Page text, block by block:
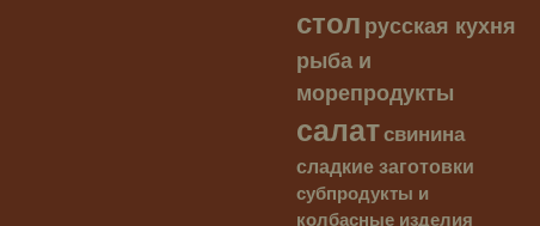
столрусская кухня
рыба и
морепродукты
салатсвинина
сладкие заготовки
субпродукты и
колбасные изделия